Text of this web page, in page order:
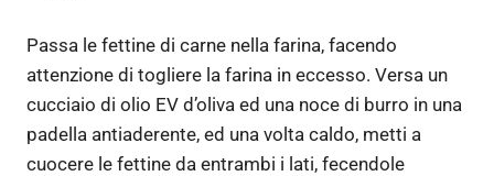
Passa le fettine di carne nella farina, facendo
attenzione di togliere la farina in eccesso. Versa un
cucciaio di olio EV d’oliva ed una noce di burro in una
padella antiaderente, ed una volta caldo, metti a
cuocere le fettine da entrambi i lati, fecendole